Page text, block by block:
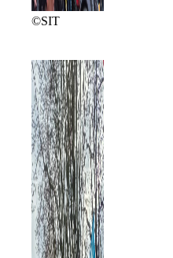
©SIT